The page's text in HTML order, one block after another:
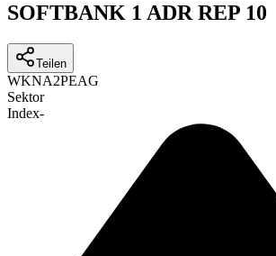
SOFTBANK 1 ADR REP 10
Teilen
WKNA2PEAG
Sektor
Index-